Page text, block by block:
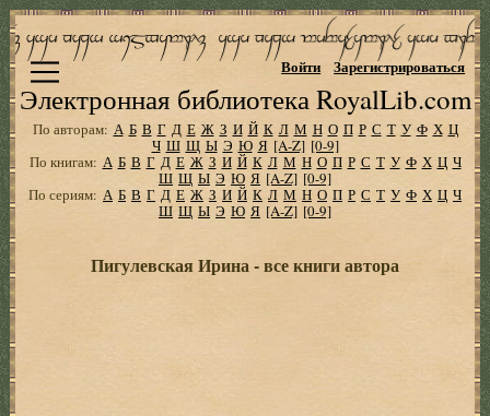
Электронная библиотека RoyalLib.com
Войти Зарегистрироваться
По авторам: А Б В Г Д Е Ж З И Й К Л М Н О П Р С Т У Ф Х Ц
Ч Ш Щ Ы Э Ю Я [A-Z] [0-9]
По книгам: А Б В Г Д Е Ж З И Й К Л М Н О П Р С Т У Ф Х Ц Ч
Ш Щ Ы Э Ю Я [A-Z] [0-9]
По сериям: А Б В Г Д Е Ж З И Й К Л М Н О П Р С Т У Ф Х Ц Ч
Ш Щ Ы Э Ю Я [A-Z] [0-9]
Пигулевская Ирина - все книги автора